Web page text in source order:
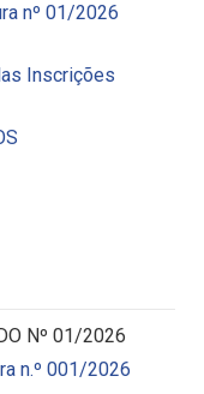
nº 01/2026
Inscrições
Nº 01/2026
n.º 001/2026